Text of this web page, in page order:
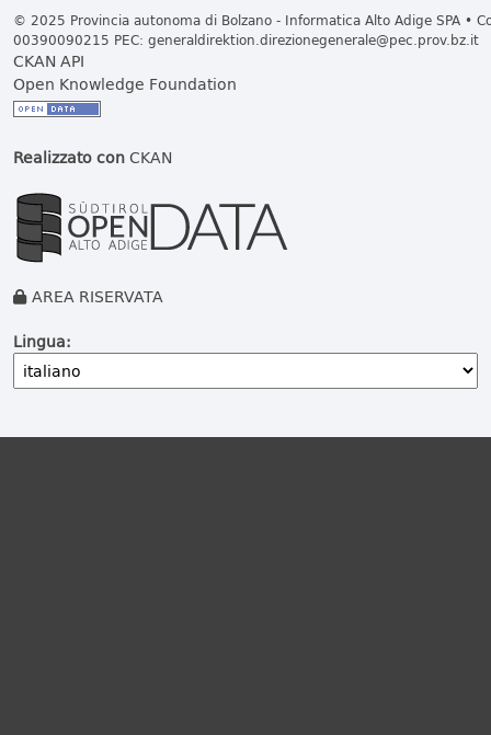
© 2025 Provincia autonoma di Bolzano - Informatica Alto Adige SPA •
00390090215 PEC: generaldirektion.direzionegenerale@pec.prov.bz.it
CKAN API
Open Knowledge Foundation
Realizzato conCKAN
AREA RISERVATA
Lingua